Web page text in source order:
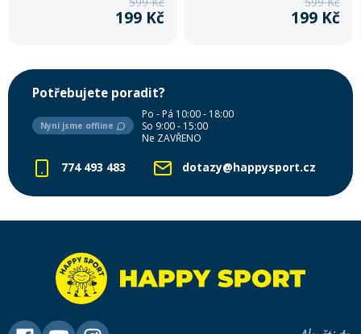
199 Kč 199 Kč
Potřebujete poradit?
Nyní jsme offline
Po - Pá 10:00 - 18:00
So 9:00 - 15:00
Ne ZAVŘENO
774 493 483 dotazy@happysport.cz